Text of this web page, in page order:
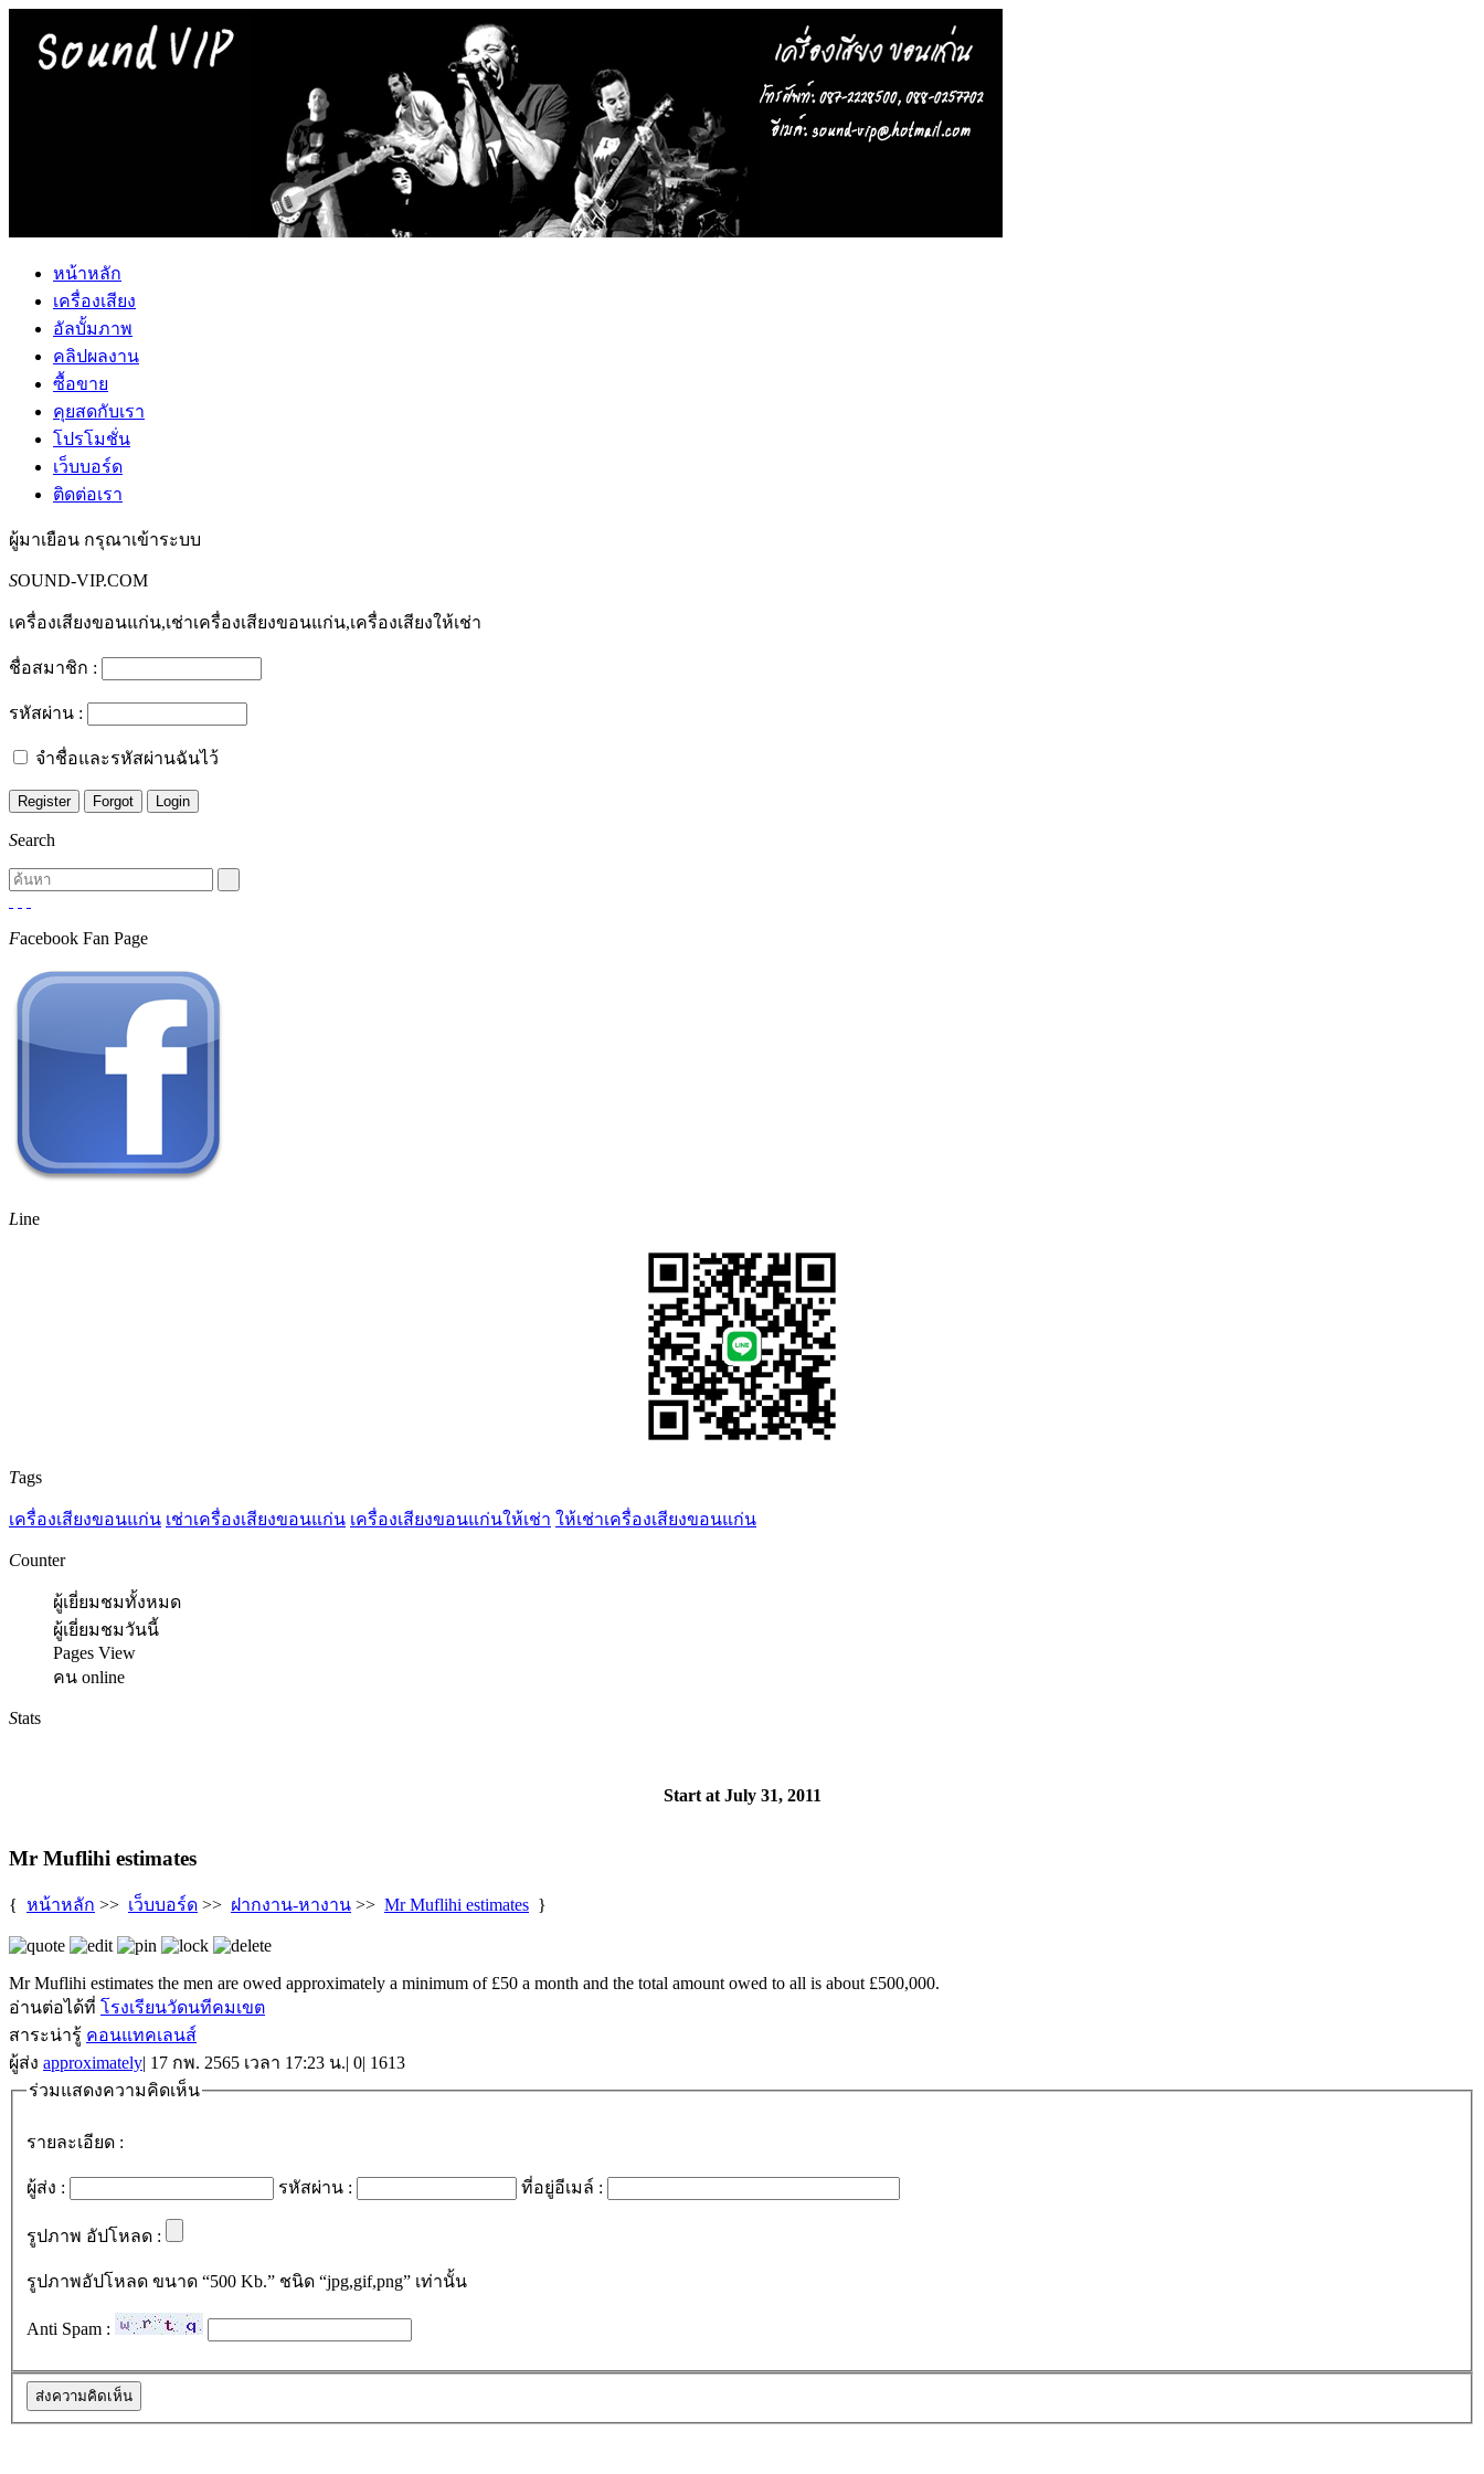
หน้าหลัก
เครื่องเสียง
อัลบั้มภาพ
คลิปผลงาน
ซื้อขาย
คุยสดกับเรา
โปรโมชั่น
เว็บบอร์ด
ติดต่อเรา
ผู้มาเยือน กรุณาเข้าระบบ
SOUND-VIP.COM
เครื่องเสียงขอนแก่น,เช่าเครื่องเสียงขอนแก่น,เครื่องเสียงให้เช่า
ชื่อสมาชิก :
รหัสผ่าน :
จำชื่อและรหัสผ่านฉันไว้
Search
Facebook Fan Page
Line
Tags
เครื่องเสียงขอนแก่น เช่าเครื่องเสียงขอนแก่น เครื่องเสียงขอนแก่นให้เช่า ให้เช่าเครื่องเสียงขอนแก่น
Counter
ผู้เยี่ยมชมทั้งหมด
ผู้เยี่ยมชมวันนี้
Pages View
คน online
Stats
Start at July 31, 2011
Mr Muflihi estimates
{ หน้าหลัก >> เว็บบอร์ด >> ฝากงาน-หางาน >> Mr Muflihi estimates }
Mr Muflihi estimates the men are owed approximately a minimum of £50 a month and the total amount owed to all is about £500,000.
อ่านต่อได้ที่ โรงเรียนวัดนทีคมเขต
สาระน่ารู้ คอนแทคเลนส์
ผู้ส่ง approximately| 17 กพ. 2565 เวลา 17:23 น.| 0| 1613
ร่วมแสดงความคิดเห็น
รายละเอียด :
ผู้ส่ง : รหัสผ่าน : ที่อยู่อีเมล์ :
รูปภาพ อัปโหลด :
รูปภาพอัปโหลด ขนาด “500 Kb.” ชนิด “jpg,gif,png” เท่านั้น
Anti Spam :